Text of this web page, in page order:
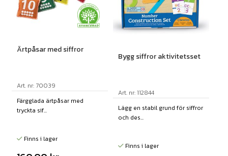
Ärtpåsar med siffror
Art. nr: 70039
Färgglada ärtpåsar med
tryckta sif...
Finns i lager
Bygg siffror aktivitetsset
Art. nr: 112844
Lägg en stabil grund för siffror
och des...
Finns i lager